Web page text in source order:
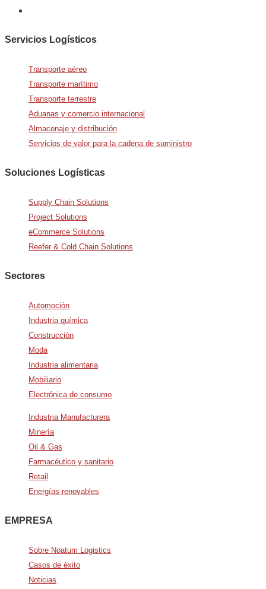
Servicios Logísticos
Transporte aéreo
Transporte marítimo
Transporte terrestre
Aduanas y comercio internacional
Almacenaje y distribución
Servicios de valor para la cadena de suministro
Soluciones Logísticas
Supply Chain Solutions
Project Solutions
eCommerce Solutions
Reefer & Cold Chain Solutions
Sectores
Automoción
Industria química
Construcción
Moda
Industria alimentaria
Mobiliario
Electrónica de consumo
Industria Manufacturera
Minería
Oil & Gas
Farmacéutico y sanitario
Retail
Energías renovables
EMPRESA
Sobre Noatum Logistics
Casos de éxito
Noticias